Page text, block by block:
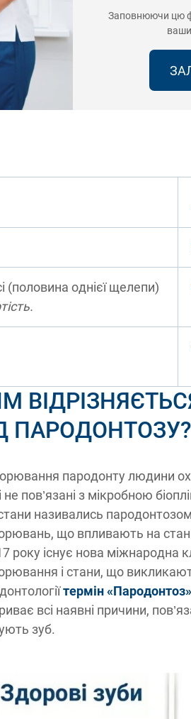
Заповнюючи цю
однієї щелепи)
ПАРОДОНТОЗУ?
пародонту людини
не пов’язані з мікробною
називались
що впливають на
року існує нова міжнародна
і стани, що
термін «Пародонтоз»
всі наявні причини,
зуб.